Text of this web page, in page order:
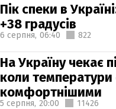
Пік спеки в
+38 градусів
6 серпня, 06:40 822
На Україну чекає
коли температури
комфортнішими
5 серпня, 20:00 11426